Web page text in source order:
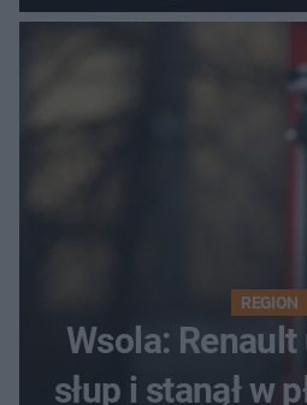
REGION
Wsola: Renault
słup i stanął w